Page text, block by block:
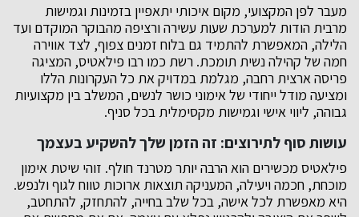
מעבר לפן המקצועי, מקום איכותי יתאפיין בזמינות וגמישות
מרבית הודות למערכת שעות עשירה ורציפה מהבוקר המוקדם ועד
הלילה, המאפשרת להתמיד גם בלוח זמנים צפוף, לצד אווירה
חמה של קהילה נשית תומכת. רשת כמו רבו פילאטיס, המציגה
פריסה ארצית רחבה, מגלמת במדויק את כל העקרונות הללו
ומציעה מודל ייחודי של אימוני כושר לנשים, המשלב בין מקצועיות
גבוהה, ליווי אישי וגמישות מקסימלית בכל סניף.
עושות סוף לתירוצים: זה הזמן שלך להשקיע בעצמך
פילאטיס מכשירים הוא הרבה יותר מטרנד חולף. זוהי שיטת אימון
מוכחת, חכמה ויעילה, המעניקה תוצאות ארוכות טווח לגוף ולנפש.
היא מאפשרת לכל אישה, בכל שלב בחייה, להתחזק, להתחטב,